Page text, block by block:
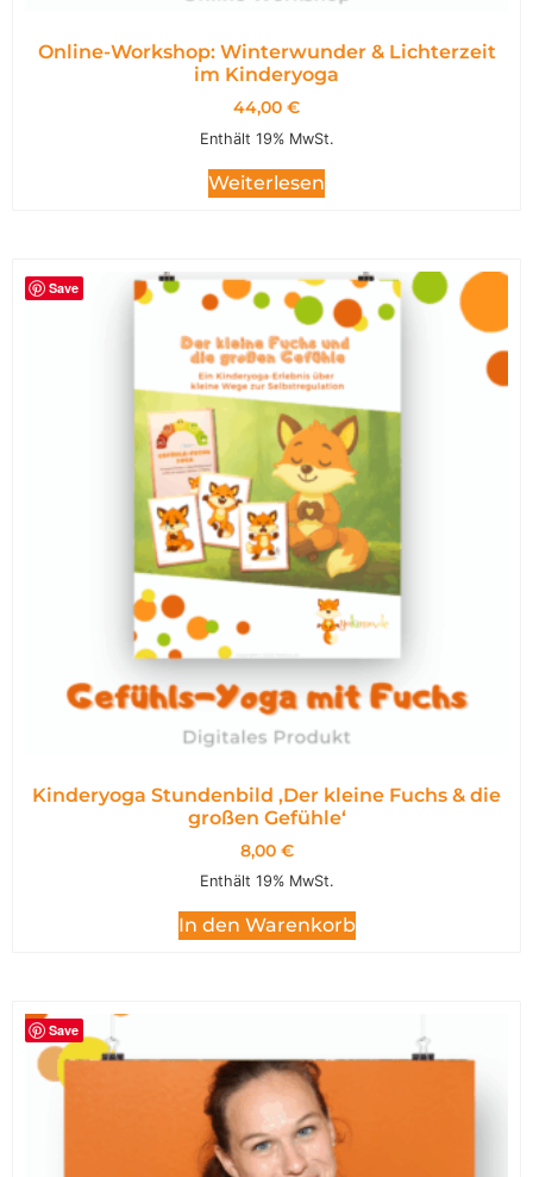
Online-Workshop: Winterwunder & Lichterzeit
im Kinderyoga
44,00 €
Enthält 19% MwSt.
Weiterlesen
Save
Kinderyoga Stundenbild ,Der kleine Fuchs & die
großen Gefühle‘
8,00 €
Enthält 19% MwSt.
In den Warenkorb
Save